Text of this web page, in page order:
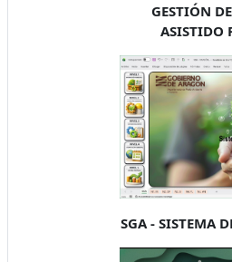
GESTIÓN
ASISTIDO
SGA - SISTEMA